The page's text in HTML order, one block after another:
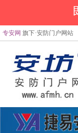
专安网 旗下·安防门户网站